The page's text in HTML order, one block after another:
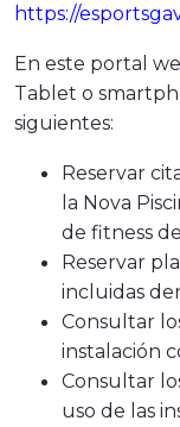
https://
En este portal
Tablet o
siguientes:
Reservar
la Nova
de fitness
Reservar
incluidas
Consultar
instalación
Consultar
uso de las